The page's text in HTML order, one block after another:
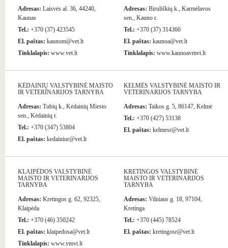
Adresas: Laisvės al. 36, 44240,
Kaunas
Tel.: +370 (37) 423545
El. paštas: kaunom@vet.lt
Tinklalapis: www.vet.lt
Adresas: Biruliškių k., Karmėlavos
sen., Kauno r.
Tel.: +370 (37) 314360
El. paštas: kaunoa@vet.lt
Tinklalapis: www.kaunoavmvt.lt
KĖDAINIŲ VALSTYBINĖ MAISTO
IR VETERINARIJOS TARNYBA
Adresas: Tubių k., Kėdainių Miesto
sen., Kėdainių r.
Tel.: +370 (347) 53804
El. paštas: kedainiur@vet.lt
KELMĖS VALSTYBINĖ MAISTO IR
VETERINARIJOS TARNYBA
Adresas: Taikos g. 5, 86147, Kelmė
Tel.: +370 (427) 53138
El. paštas: kelmesr@vet.lt
KLAIPĖDOS VALSTYBINĖ
MAISTO IR VETERINARIJOS
TARNYBA
Adresas: Kretingos g. 62, 92325,
Klaipėda
Tel.: +370 (46) 350242
El. paštas: klaipedosa@vet.lt
Tinklalapis: www.vmvt.lt
KRETINGOS VALSTYBINĖ
MAISTO IR VETERINARIJOS
TARNYBA
Adresas: Vilniaus g. 18, 97104,
Kretinga
Tel.: +370 (445) 78524
El. paštas: kretingosr@vet.lt